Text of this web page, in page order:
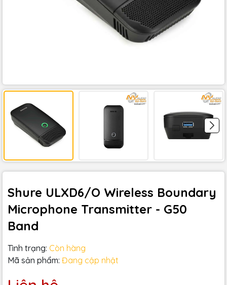
Shure ULXD6/O Wireless Boundary
Microphone Transmitter - G50
Band
Tình trạng: Còn hàng
Mã sản phẩm: Đang cập nhật